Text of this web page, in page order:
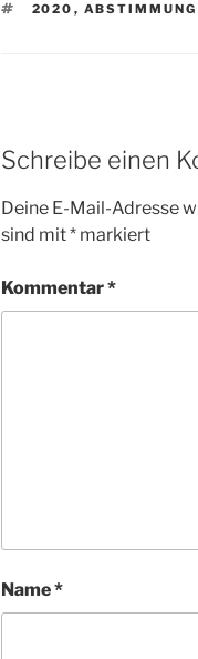
SCHLAGWÖRTER
2020 , ABSTIMMUNG
Schreibe einen
Deine E-Mail-Adresse
sind mit* markiert
Kommentar*
Name*